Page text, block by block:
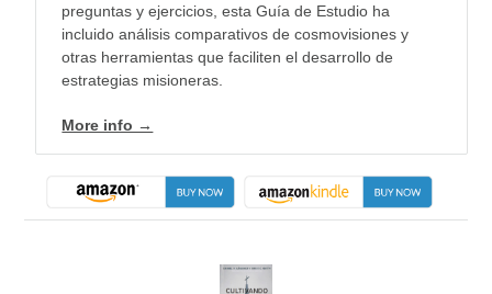
preguntas y ejercicios, esta Guía de Estudio ha
incluido análisis comparativos de cosmovisiones y
otras herramientas que faciliten el desarrollo de
estrategias misioneras.
More info →